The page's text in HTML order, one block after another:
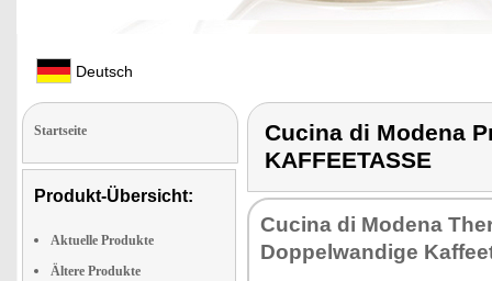
Deutsch
Startseite
Produkt-Übersicht:
Aktuelle Produkte
Ältere Produkte
Cucina di Modena
KAFFEETASSE
Cu­ci­na di Mo­de­na
Dop­pel­wan­di­ge